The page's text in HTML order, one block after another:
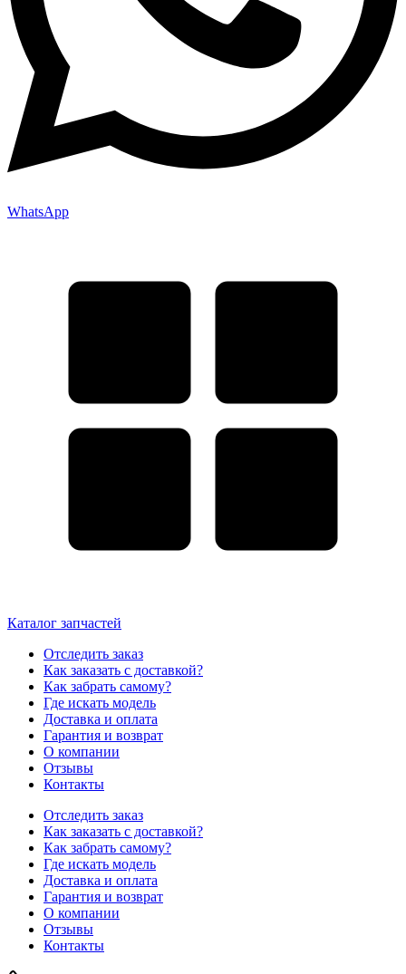
WhatsApp
Каталог запчастей
Отследить заказ
Как заказать с доставкой?
Как забрать самому?
Где искать модель
Доставка и оплата
Гарантия и возврат
О компании
Отзывы
Контакты
Отследить заказ
Как заказать с доставкой?
Как забрать самому?
Где искать модель
Доставка и оплата
Гарантия и возврат
О компании
Отзывы
Контакты